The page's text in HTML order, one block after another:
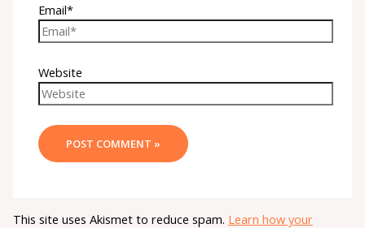
Email*
Website
This site uses Akismet to reduce spam. Learn how your